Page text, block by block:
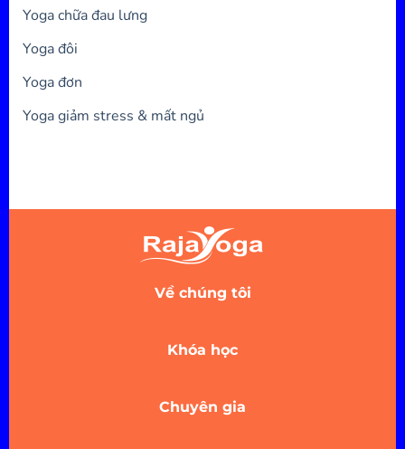
Yoga chữa đau lưng
Yoga đôi
Yoga đơn
Yoga giảm stress & mất ngủ
Về chúng tôi
Khóa học
Chuyên gia